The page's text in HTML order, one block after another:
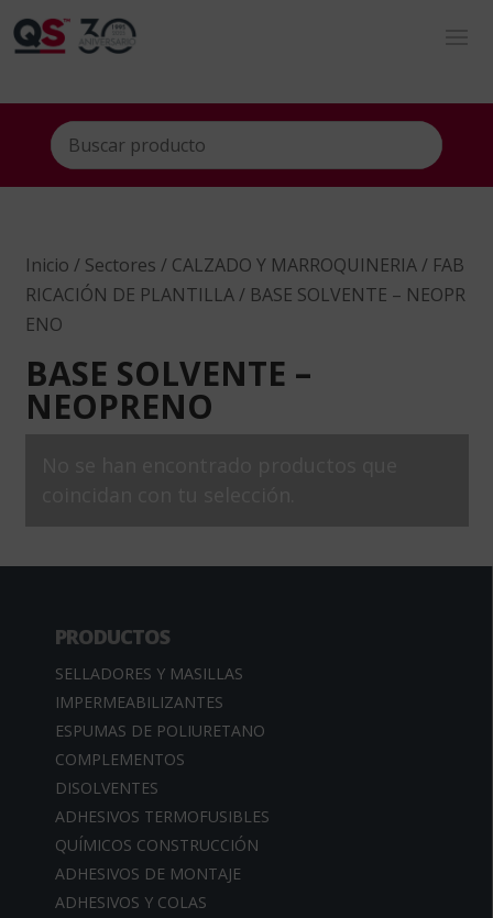
Inicio / Sectores / CALZADO Y MARROQUINERIA/ FAB
RICACIÓN DE PLANTILLA/ BASE SOLVENTE – NEOPR
ENO
BASE SOLVENTE –
NEOPRENO
PRODUCTOS
SELLADORES Y MASILLAS
IMPERMEABILIZANTES
ESPUMAS DE POLIURETANO
COMPLEMENTOS
DISOLVENTES
ADHESIVOS TERMOFUSIBLES
QUÍMICOS CONSTRUCCIÓN
ADHESIVOS DE MONTAJE
ADHESIVOS Y COLAS